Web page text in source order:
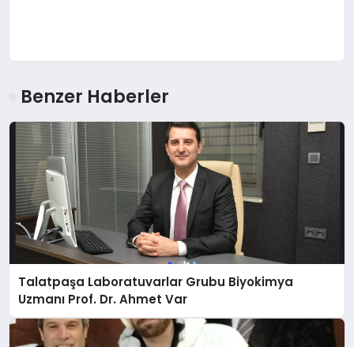
Benzer Haberler
Talatpaşa Laboratuvarlar Grubu Biyokimya
Uzmanı Prof. Dr. Ahmet Var